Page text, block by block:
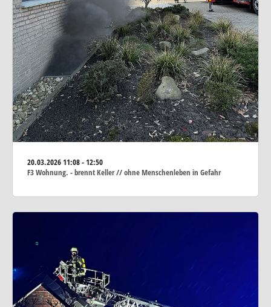
20.03.202611:08 - 12:50
F3 Wohnung. - brennt Keller // ohne Menschenleben in Gefahr